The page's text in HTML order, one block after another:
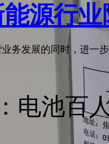
源行
务发展的同时，进一
电池百